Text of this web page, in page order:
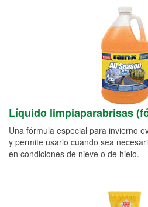
Líquido limpiaparabrisas
Una fórmula especial para invierno
y permite usarlo cuando sea
en condiciones de nieve o de hielo.